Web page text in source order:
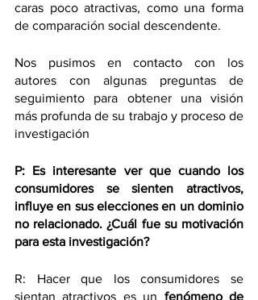
caras poco atractivas, como una forma
de comparación social descendente.
Nos pusimos en contacto con los
autores con algunas preguntas de
seguimiento para obtener una visión
más profunda de su trabajo y proceso de
investigación
P: Es interesante ver que cuando los
consumidores se sienten atractivos,
influye en sus elecciones en un dominio
no relacionado. ¿Cuál fue su motivación
para esta investigación?
R: Hacer que los consumidores se
sientan atractivos es un fenómeno de